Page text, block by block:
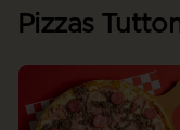
Pizzas